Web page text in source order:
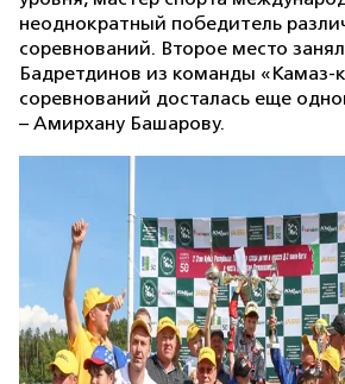
неоднократный победитель
соревнований. Второе место
Бадретдинов из команды «Камаз-
соревнований досталась еще
– Амирхану Башарову.